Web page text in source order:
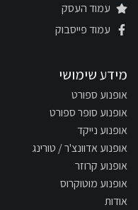
עמוד העסק
עמוד פייסבוק
מידע שימושי
אופנוע ספורט
אופנוע סופר ספורט
אופנוע נייקד
אופנוע אדוונצ'ר / טורינג
אופנוע קרוזר
אופנוע מוטוקרוס
אודות